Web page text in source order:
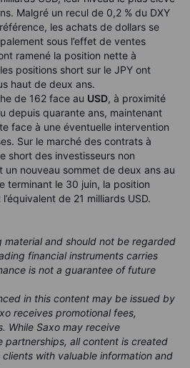
Malgré un recul de 0,2 % du DXY
les achats de dollars se
sous l’effet de ventes
ramené la position nette à
positions short sur le JPY ont
haut de deux ans.
de 162 face au USD, à proximité
depuis quarante ans, maintenant
face à une éventuelle intervention
Sur le marché des contrats à
short des investisseurs non
nouveau sommet de deux ans au
terminant le 30 juin, la position
de 21 milliards USD.
material and should not be regarded
financial instruments carries
is not a guarantee of future
in this content may be issued by
receives promotional fees,
While Saxo may receive
partnerships, all content is created
with valuable information and